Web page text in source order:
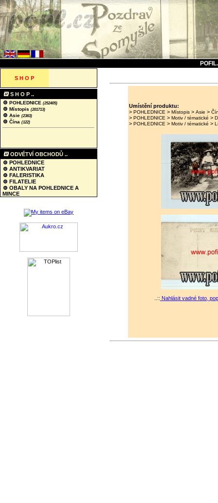
S H O P
S H O P ..
POHLEDNICE (252405)
Místopis (201713)
Asie (2363)
Čína (122)
ODVĚTVÍ OBCHODŮ ..
POHLEDNICE
ANTIKVARIAT
FALERISTIKA
FILATELIE
OBALY NA POHLEDNICE A
MINCE
Umístění produktu:
>POHLEDNICE >Místopis >Asie >
>POHLEDNICE >Motiv / tématické >
>POHLEDNICE >Motiv / tématické >
..:: Nahlásit vadné foto,